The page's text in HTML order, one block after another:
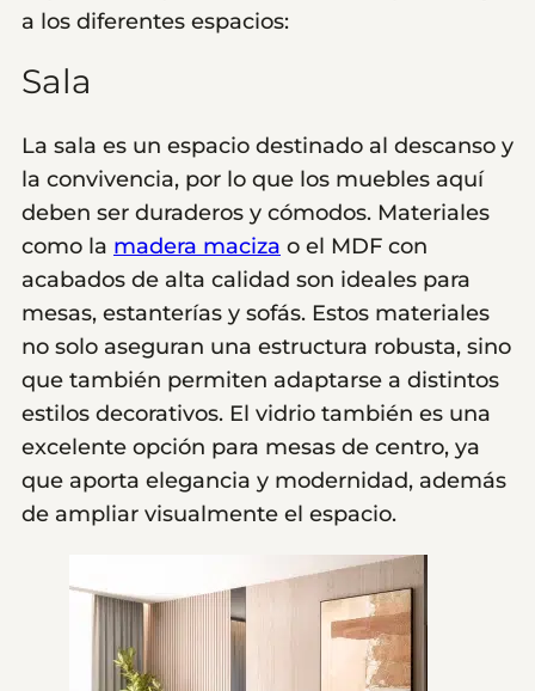
a los diferentes espacios:
Sala
La sala es un espacio destinado al descanso y
la convivencia, por lo que los muebles aquí
deben ser duraderos y cómodos. Materiales
como la madera maciza o el MDF con
acabados de alta calidad son ideales para
mesas, estanterías y sofás. Estos materiales
no solo aseguran una estructura robusta, sino
que también permiten adaptarse a distintos
estilos decorativos. El vidrio también es una
excelente opción para mesas de centro, ya
que aporta elegancia y modernidad, además
de ampliar visualmente el espacio.